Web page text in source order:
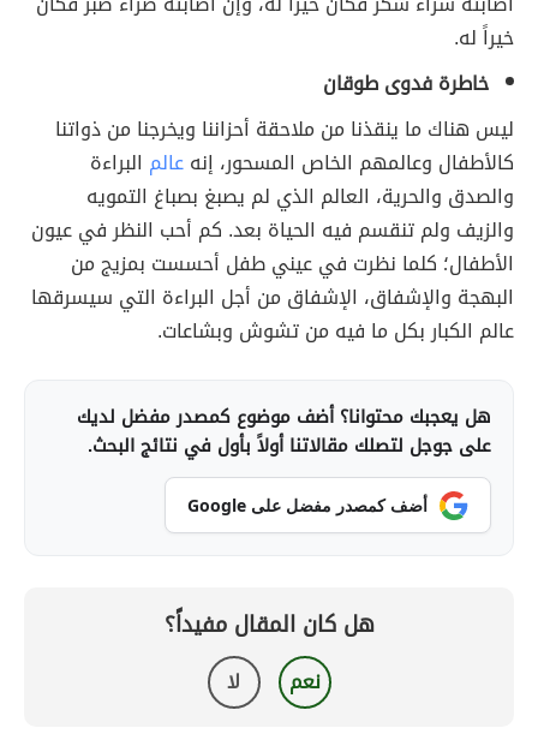
خيراً له.
خاطرة فدوى طوقان
ليس هناك ما ينقذنا من ملاحقة أحزاننا ويخرجنا من ذواتنا
كالأطفال وعالمهم الخاص المسحور، إنهعالم البراءة
والصدق والحرية، العالم الذي لم يصبغ بصباغ التمويه
والزيف ولم تنقسم فيه الحياة بعد. كم أحب النظر في عيون
الأطفال؛ كلما نظرت في عيني طفل أحسست بمزيج من
البهجة والإشفاق، الإشفاق من أجل البراءة التي سيسرقها
عالم الكبار بكل ما فيه من تشوش وبشاعات.
هل يعجبك محتوانا؟ أضف موضوع كمصدر مفضل لديك
على جوجل لتصلك مقالاتنا أولاً بأول في نتائج البحث.
أضف كمصدر مفضل على Google
هل كان المقال مفيداً؟
نعم لا